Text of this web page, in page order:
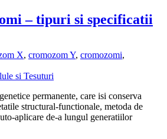
– tipuri si specificatii
X, cromozom Y, cromozomi,
si Tesuturi
permanente, care isi conserva
structural-functionale, metoda de
aplicare de-a lungul generatiilor